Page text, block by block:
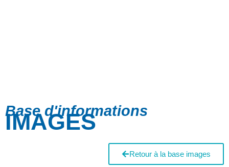
Base d'informations
IMAGES
Retour à la base images